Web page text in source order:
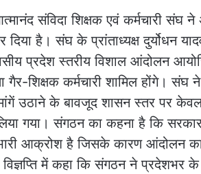
संविदा शिक्षक एवं कर्मचारी संघ ने
है। संघ के प्रांताध्यक्ष दुर्योधन
प्रदेश स्तरीय विशाल आंदोलन
शिक्षक कर्मचारी शामिल होंगे। संघ
उठाने के बावजूद शासन स्तर पर
गया। संगठन का कहना है कि
आक्रोश है जिसके कारण आंदोलन का
विज्ञप्ति में कहा कि संगठन ने प्रदेशभर